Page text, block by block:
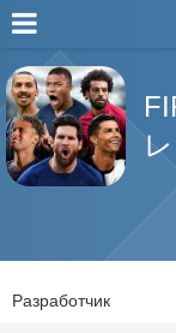
Разработчик